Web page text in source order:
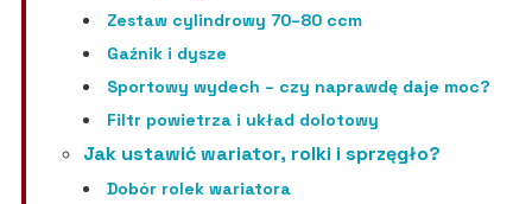
Zestaw cylindrowy 70–80 ccm
Gaźnik i dysze
Sportowy wydech – czy naprawdę daje moc?
Filtr powietrza i układ dolotowy
Jak ustawić wariator, rolki i sprzęgło?
Dobór rolek wariatora